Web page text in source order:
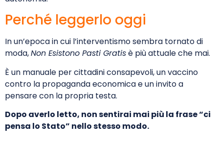
Perché leggerlo oggi
In un’epoca in cui l’interventismo sembra tornato di
moda,Non Esistono Pasti Gratisè più attuale che mai.
È un manuale per cittadini consapevoli, un vaccino
contro la propaganda economica e un invito a
pensare con la propria testa.
Dopo averlo letto, non sentirai mai più la frase “ci
pensa lo Stato” nello stesso modo.